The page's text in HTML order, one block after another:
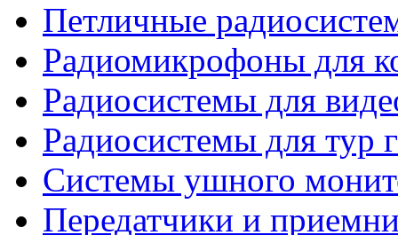
Петличные
Радиомикрофоны для
Радиосистемы для
Радиосистемы для тур
Системы ушного
Передатчики и